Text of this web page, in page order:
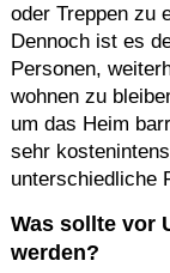
oder Treppen zu
Dennoch ist es
Personen,
wohnen zu
um das Heim
sehr
unterschiedliche
Was sollte vor
werden?